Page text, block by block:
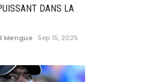
DANS LA
Mengue
Sep 15, 2025